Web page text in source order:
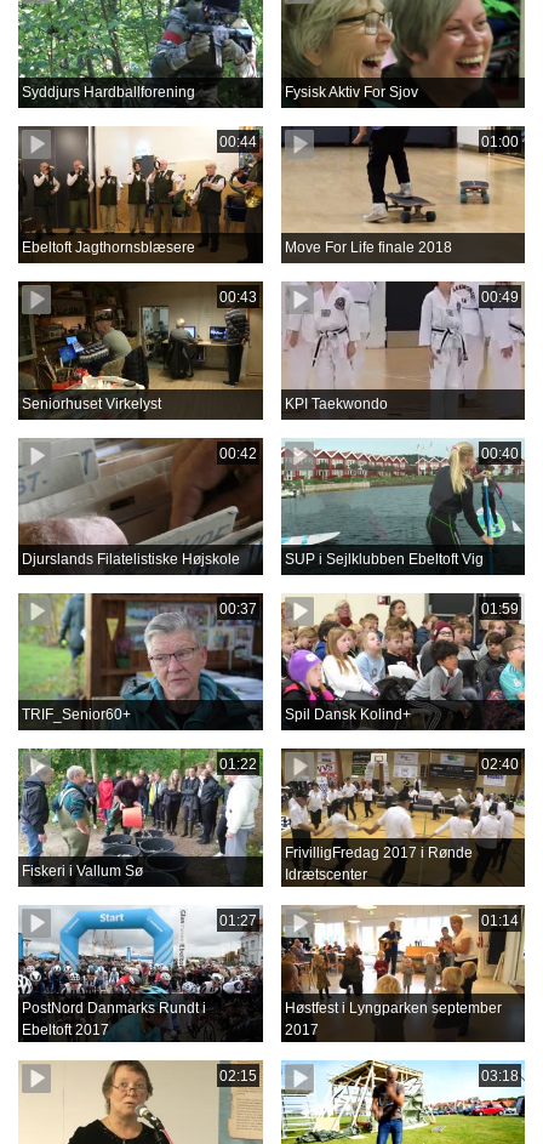
Syddjurs Hardballforening Fysisk Aktiv For Sjov
00:44
Ebeltoft Jagthornsblæsere
01:00
Move For Life finale 2018
00:43
Seniorhuset Virkelyst
00:49
KPI Taekwondo
00:42
Djurslands Filatelistiske Højskole
00:40
SUP i Sejlklubben Ebeltoft Vig
00:37
TRIF_Senior60+
01:59
Spil Dansk Kolind+
01:22
Fiskeri i Vallum Sø
02:40
FrivilligFredag 2017 i Rønde
Idrætscenter
01:27
PostNord Danmarks Rundt i
Ebeltoft 2017
01:14
Høstfest i Lyngparken september
2017
02:15 03:18